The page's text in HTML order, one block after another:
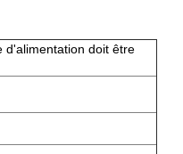
d'alimentation doit être